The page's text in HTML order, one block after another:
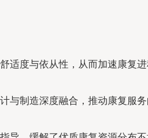
适度与依从性，从而加速康复
与制造深度融合，推动康复服